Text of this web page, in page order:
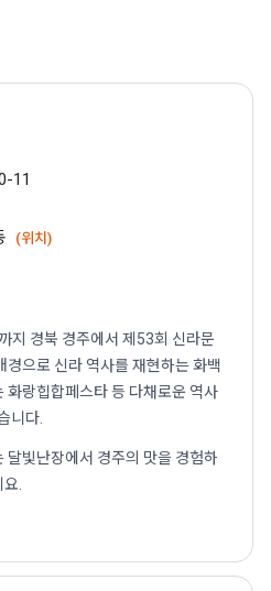
11
(위치)
지 경북 경주에서 제53회 신라문
으로 신라 역사를 재현하는 화백
화랑힙합페스타 등 다채로운 역사
니다.
달빛난장에서 경주의 맛을 경험하
.